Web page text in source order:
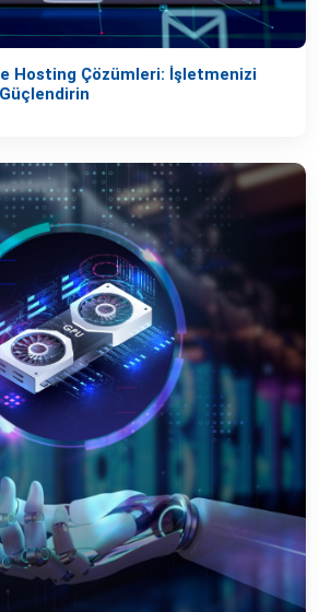
Hosting Çözümleri: İşletmenizi